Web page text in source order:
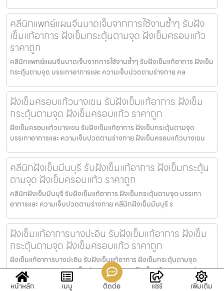
คลีนิกแพทย์แผนจีนบาดเจ็บจากการใช้งานซ้ำๆ รับฝัง
เข็มแก้อาการ ฝังเข็มกระตุ้นตามจุด ฝังเข็มครอบแก้ว
ราคาถูก
คลีนิกแพทย์แผนจีนบาดเจ็บจากการใช้งานซ้ำๆ รับฝังเข็มแก้อาการ ฝังเข็ม
กระตุ้นตามจุด บรรเทาอาการและ ความเจ็บปวดตามร่างกาย คล
ฝังเข็มครอบแก้วบางเขน รับฝังเข็มแก้อาการ ฝังเข็ม
กระตุ้นตามจุด ฝังเข็มครอบแก้ว ราคาถูก
ฝังเข็มครอบแก้วบางเขน รับฝังเข็มแก้อาการ ฝังเข็มกระตุ้นตามจุด
บรรเทาอาการและ ความเจ็บปวดตามร่างกาย ฝังเข็มครอบแก้วบางเขน
คลีนิกฝังเข็มมีนบุรี รับฝังเข็มแก้อาการ ฝังเข็มกระตุ้น
ตามจุด ฝังเข็มครอบแก้ว ราคาถูก
คลีนิกฝังเข็มมีนบุรี รับฝังเข็มแก้อาการ ฝังเข็มกระตุ้นตามจุด บรรเทา
อาการและ ความเจ็บปวดตามร่างกาย คลีนิกฝังเข็มมีนบุรี ร
ฝังเข็มแก้อาการบางปะอิน รับฝังเข็มแก้อาการ ฝังเข็ม
กระตุ้นตามจุด ฝังเข็มครอบแก้ว ราคาถูก
ฝังเข็มแก้อาการบางปะอิน รับฝังเข็มแก้อาการ ฝังเข็มกระตุ้นตามจุด
บรรเทาอาการและ ความเจ็บปวดตามร่างกาย ฝังเข็มแก้อาการบางป
หน้าหลัก
เมนู ติดต่อ แชร์ เพิ่มเติม